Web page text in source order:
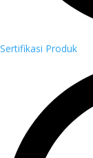
Sertifikasi Produk